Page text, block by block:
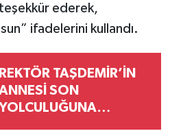
teşekkür ederek,
ifadelerini kullandı.
REKTÖR TAŞDEMİR’İN
SON
YOLCULUĞUNA